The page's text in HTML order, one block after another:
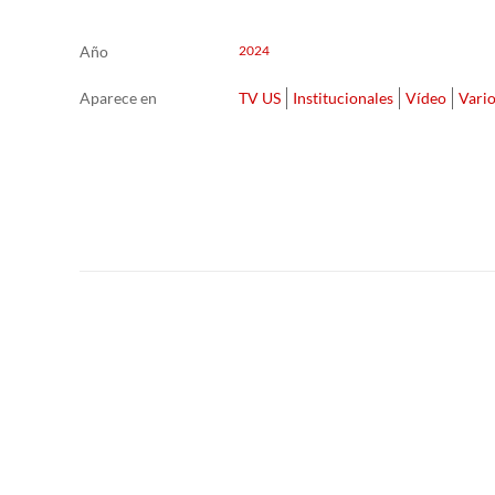
Año 2024
Aparece en TV US Institucionales Vídeo